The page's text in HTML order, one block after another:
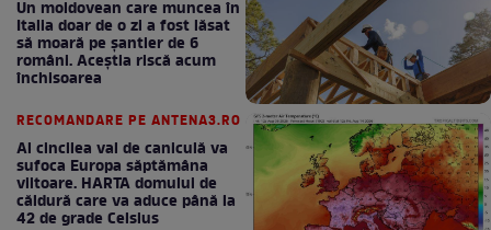
Un moldovean care muncea în
Italia doar de o zi a fost lăsat
să moară pe şantier de 6
români. Aceștia riscă acum
închisoarea
RECOMANDARE PE ANTENA3.RO
Al cincilea val de caniculă va
sufoca Europa săptămâna
viitoare. HARTA domului de
căldură care va aduce până la
42 de grade Celsius